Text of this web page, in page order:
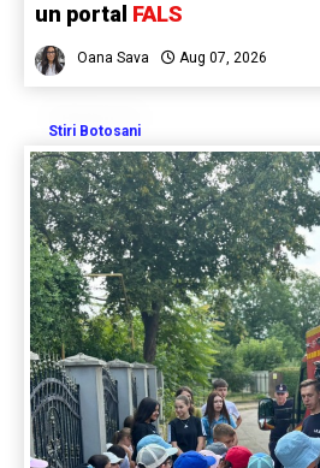
un portal FALS
Oana Sava Aug 07, 2026
Stiri Botosani